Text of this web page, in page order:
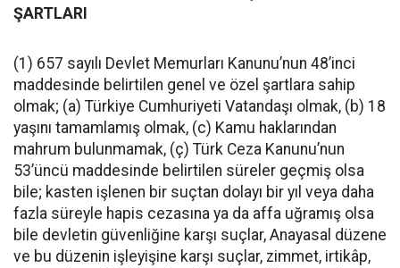
ŞARTLARI
(1) 657 sayılı Devlet Memurları Kanunu’nun 48’inci
maddesinde belirtilen genel ve özel şartlara sahip
olmak; (a) Türkiye Cumhuriyeti Vatandaşı olmak, (b) 18
yaşını tamamlamış olmak, (c) Kamu haklarından
mahrum bulunmamak, (ç) Türk Ceza Kanunu’nun
53’üncü maddesinde belirtilen süreler geçmiş olsa
bile; kasten işlenen bir suçtan dolayı bir yıl veya daha
fazla süreyle hapis cezasına ya da affa uğramış olsa
bile devletin güvenliğine karşı suçlar, Anayasal düzene
ve bu düzenin işleyişine karşı suçlar, zimmet, irtikâp,